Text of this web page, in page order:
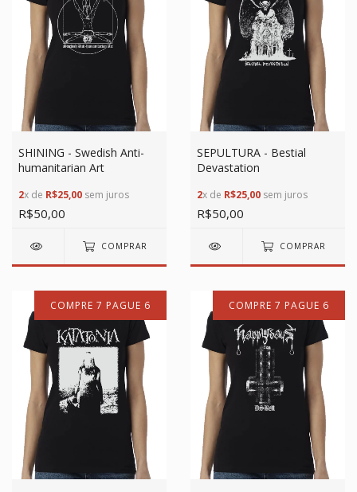
SHINING - Swedish Anti-
humanitarian Art
2x de R$25,00 sem juros
R$50,00
COMPRAR
SEPULTURA - Bestial
Devastation
2x de R$25,00 sem juros
R$50,00
COMPRAR
COMPRE 7 PAGUE 6 COMPRE 7 PAGUE 6